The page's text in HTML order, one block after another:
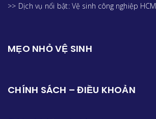
>> Dịch vụ nổi bật: Vệ sinh công nghiệp HCM
MẸO NHỎ VỆ SINH
CHÍNH SÁCH – ĐIỀU KHOẢN